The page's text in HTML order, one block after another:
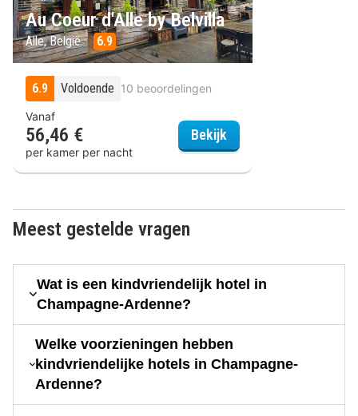
Au Coeur d'Alle by Belvilla
Alle, België 6.9
6.9 Voldoende 10 beoordelingen
Vanaf
56,46 €
per kamer per nacht
Bekijk
Meest gestelde vragen
Wat is een kindvriendelijk hotel in
Champagne-Ardenne?
Welke voorzieningen hebben
kindvriendelijke hotels in Champagne-
Ardenne?